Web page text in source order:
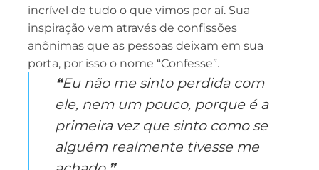
incrível de tudo o que vimos por aí. Sua
inspiração vem através de confissões
anônimas que as pessoas deixam em sua
porta, por isso o nome “Confesse”.
❝Eu não me sinto perdida com
ele, nem um pouco, porque é a
primeira vez que sinto como se
alguém realmente tivesse me